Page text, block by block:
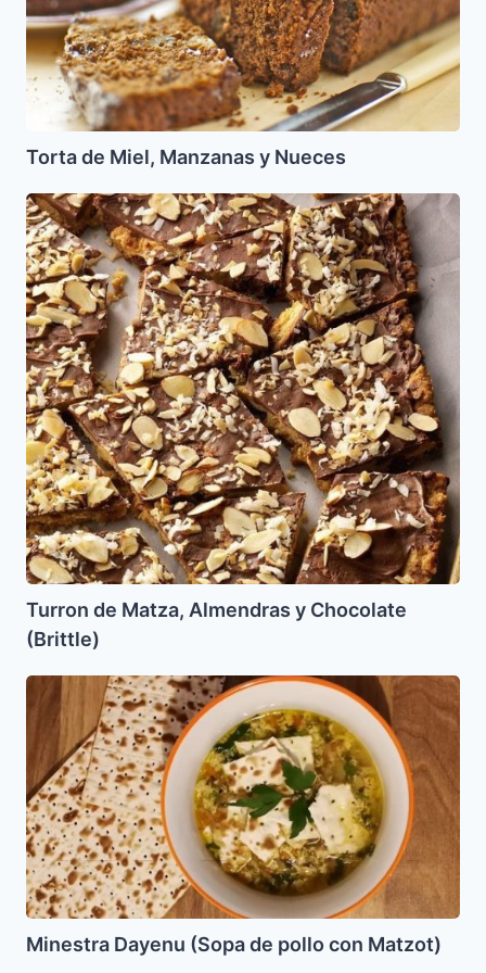
Torta de Miel, Manzanas y Nueces
Turron
de
Matza,
Almendras
y
Chocolate
(Brittle)
Turron de Matza, Almendras y Chocolate
(Brittle)
Minestra
Dayenu
(Sopa
de
pollo
con
Matzot)
Minestra Dayenu (Sopa de pollo con Matzot)